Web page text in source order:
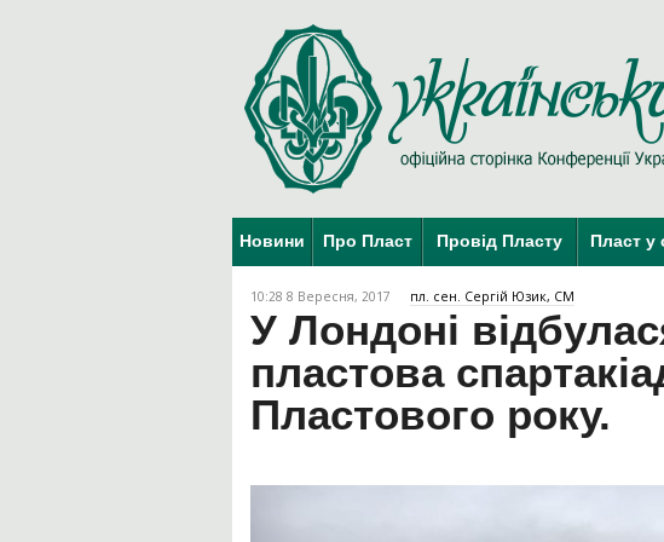
Новини Про Пласт Провід Пласту Пласт у
10:28 8 Вересня, 2017 пл. сен. Сергій Юзик, СМ
У Лондоні
пластова
Пластового року.